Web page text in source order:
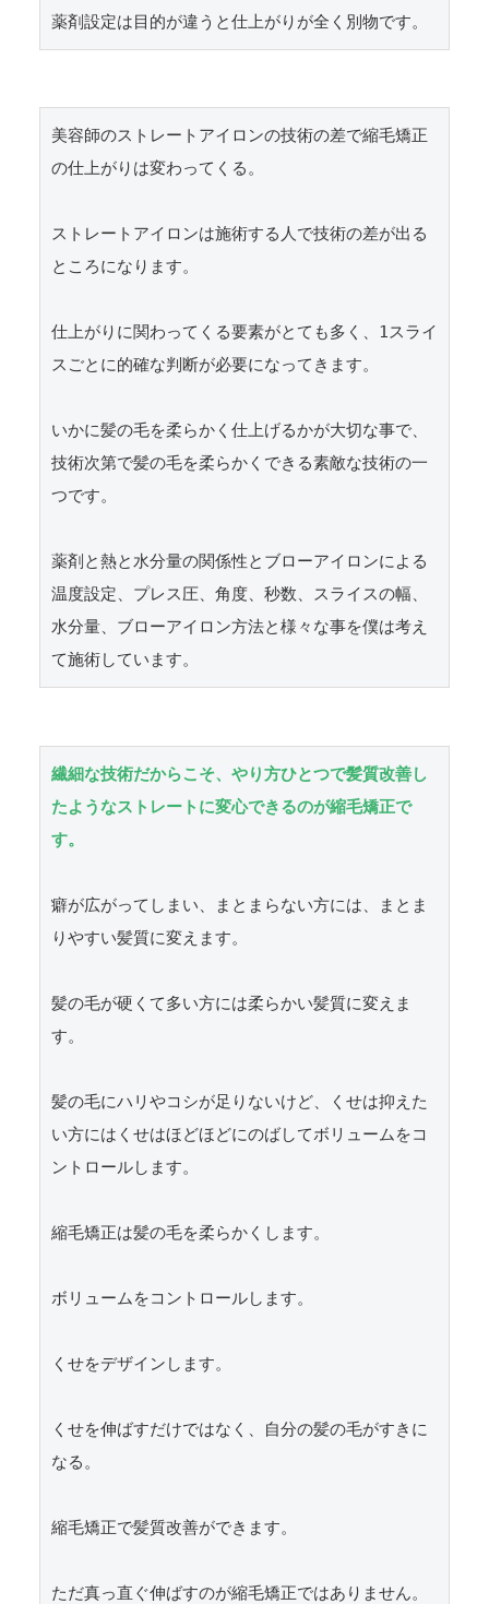
美容師のストレートアイロンの技術の差で縮毛矯正
の仕上がりは変わってくる。
ストレートアイロンは施術する人で技術の差が出る
ところになります。
仕上がりに関わってくる要素がとても多く、1スライ
スごとに的確な判断が必要になってきます。
いかに髪の毛を柔らかく仕上げるかが大切な事で、
技術次第で髪の毛を柔らかくできる素敵な技術の一
つです。
薬剤と熱と水分量の関係性とブローアイロンによる
温度設定、プレス圧、角度、秒数、スライスの幅、
水分量、ブローアイロン方法と様々な事を僕は考え
て施術しています。
繊細な技術だからこそ、やり方ひとつで髪質改善し
たようなストレートに変心できるのが縮毛矯正で
す。
癖が広がってしまい、まとまらない方には、まとま
りやすい髪質に変えます。
髪の毛が硬くて多い方には柔らかい髪質に変えま
す。
髪の毛にハリやコシが足りないけど、くせは抑えた
い方にはくせはほどほどにのばしてボリュームをコ
ントロールします。
縮毛矯正は髪の毛を柔らかくします。
ボリュームをコントロールします。
くせをデザインします。
くせを伸ばすだけではなく、自分の髪の毛がすきに
なる。
縮毛矯正で髪質改善ができます。
ただ真っ直ぐ伸ばすのが縮毛矯正ではありません。